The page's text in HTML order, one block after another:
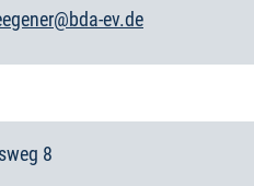
ev.de
8